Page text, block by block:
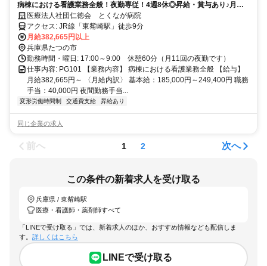
病棟における看護業務全般！夜勤専従！4週8休◎昇給・賞与あり♪月給
38万円～の高給与◎残業ほぼなし！マイカー通勤可◎駅チカ♪
医療法人社団仁徳会 とくなが病院
アクセス: JR線「東觜崎駅」徒歩9分
月給382,665円以上
兵庫県たつの市
勤務時間・曜日: 17:00～9:00 休憩60分（月11回の夜勤です）
仕事内容: PG101 【業務内容】 病棟における看護業務全般 【給与】
月給382,665円～ 〈月給内訳〉 基本給：185,000円～249,400円 職務
手当：40,000円 夜間勤務手当...
変形労働時間制 交通費支給 昇給あり
同じ企業の求人
前へ 1 2 次へ
この条件の新着求人を受け取る
兵庫県 / 東觜崎駅
医療・看護師・薬剤師すべて
「LINEで受け取る」では、新着求人のほか、おすすめ情報なども配信しま
す。 詳しくはこちら
LINEで受け取る